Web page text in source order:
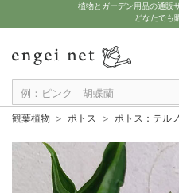
植物とガーデン用品の通
どなたでも
観葉植物 ポトス
ポトス：テル
観葉植物特集
ポットサイズ別 3